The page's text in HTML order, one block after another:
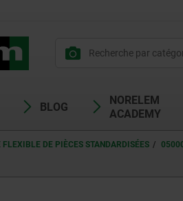
BLOG
NORELEM
ACADEMY
FLEXIBLE DE PIÈCES STANDARDISÉES